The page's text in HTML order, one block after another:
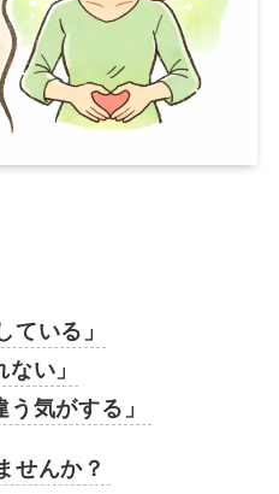
ている」
い」
う気がする」
せんか？